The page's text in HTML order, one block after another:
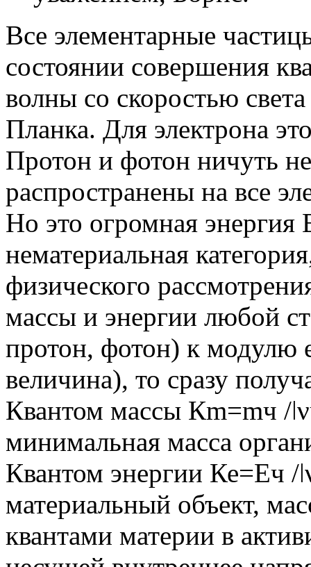
Все элементарные
состоянии совершения
волны со скоростью
Планка. Для электрона
Протон и фотон ничуть
распространены на все
Но это огромная энергия
нематериальная
физического
массы и энергии любой
протон, фотон) к модулю
величина), то сразу
Квантом массы Кm=mч /
минимальная масса
Квантом энергии Ке=Еч /
материальный объект,
квантами материи в